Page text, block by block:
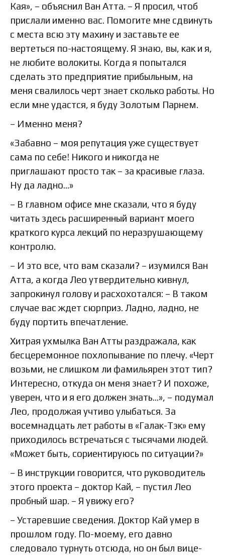
Кая», – объяснил Ван Атта. – Я просил, чтоб
прислали именно вас. Помогите мне сдвинуть
с места всю эту махину и заставьте ее
вертеться по-настоящему. Я знаю, вы, как и я,
не любите волокиты. Когда я попытался
сделать это предприятие прибыльным, на
меня свалилось черт знает сколько работы. Но
если мне удастся, я буду Золотым Парнем.
– Именно меня?
«Забавно – моя репутация уже существует
сама по себе! Никого и никогда не
приглашают просто так – за красивые глаза.
Ну да ладно…»
– В главном офисе мне сказали, что я буду
читать здесь расширенный вариант моего
краткого курса лекций по неразрушающему
контролю.
– И это все, что вам сказали? – изумился Ван
Атта, а когда Лео утвердительно кивнул,
запрокинул голову и расхохотался: – В таком
случае вас ждет сюрприз. Ладно, ладно, не
буду портить впечатление.
Хитрая ухмылка Ван Атты раздражала, как
бесцеремонное похлопывание по плечу. «Черт
возьми, не слишком ли фамильярен этот тип?
Интересно, откуда он меня знает? И похоже,
уверен, что и я его должен знать…», – подумал
Лео, продолжая учтиво улыбаться. За
восемнадцать лет работы в «Галак-Тэк» ему
приходилось встречаться с тысячами людей.
«Может быть, сориентируюсь по ситуации?»
– В инструкции говорится, что руководитель
этого проекта – доктор Кай, – пустил Лео
пробный шар. – Я увижу его?
– Устаревшие сведения. Доктор Кай умер в
прошлом году. По-моему, его давно
следовало турнуть отсюда, но он был вице-